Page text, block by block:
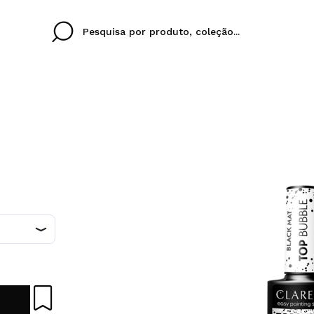
Ao criar uma conta
rapidamente, verificar
operações anteriores.
IDIOMA PORTUGUESE
colori